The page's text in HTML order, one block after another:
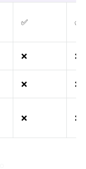
✅ ✅
❌ ❌
❌ ❌
❌ ❌